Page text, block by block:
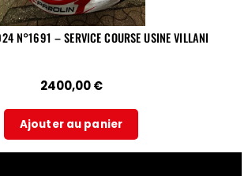
N°1691 – SERVICE COURSE USINE VILLANI
2400,00€
Ajouter au panier